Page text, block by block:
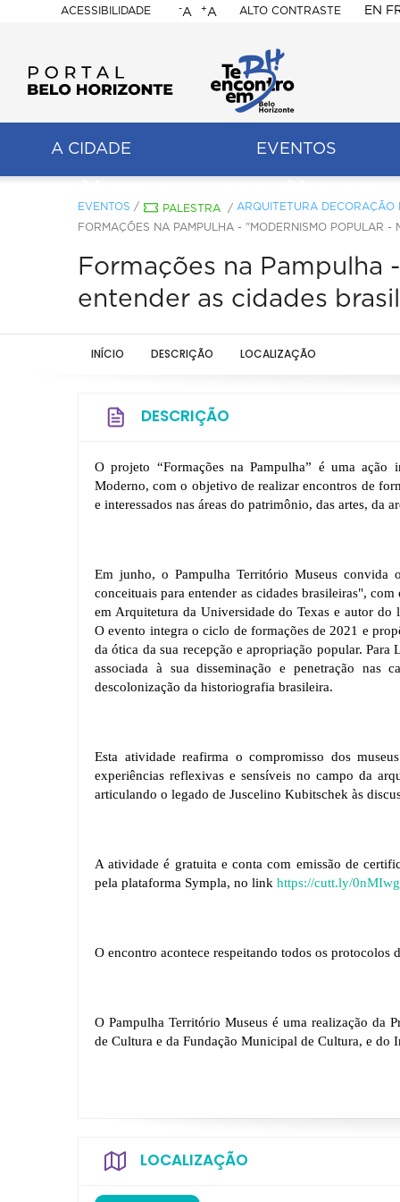
ACESSIBILIDADE
BELO
HORIZONTE
-A +A ALTO CONTRASTE EN
A CIDADE EVENTOS
EVENTOS / PALESTRA / ARQUITETURA DECORAÇÃO
FORMAÇÕES NA PAMPULHA - "MODERNISMO POPULAR
Formações na Pampulha
entender as cidades
INÍCIO DESCRIÇÃO LOCALIZAÇÃO
DESCRIÇÃO
O projeto “Formações na Pampulha” é uma ação
Moderno, com o objetivo de realizar encontros de
e interessados nas áreas do patrimônio, das artes, da
Em junho, o Pampulha Território Museus
conceituais para entender as cidades brasileiras",
em Arquitetura da Universidade do Texas e autor
O evento integra o ciclo de formações de 2021 e
da ótica da sua recepção e apropriação popular.
associada à sua disseminação e penetração nas
descolonização da historiografia brasileira.
Esta atividade reafirma o compromisso dos
experiências reflexivas e sensíveis no campo da
articulando o legado de Juscelino Kubitschek às
A atividade é gratuita e conta com emissão de
pela plataforma Sympla, no link https://cutt.ly/
O encontro acontece respeitando todos os protocolos
O Pampulha Território Museus é uma realização da
de Cultura e da Fundação Municipal de Cultura, e do
LOCALIZAÇÃO